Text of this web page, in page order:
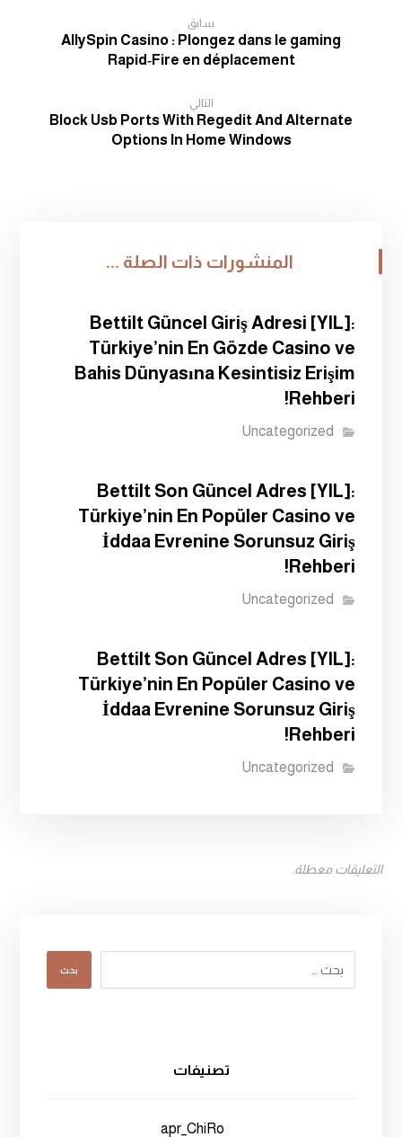
سابق
AllySpin Casino : Plongez dans le gaming
Rapid‑Fire en déplacement
التالي
Block Usb Ports With Regedit And Alternate
Options In Home Windows
المنشورات ذات الصلة ...
Bettilt Güncel Giriş Adresi [YIL]:
Türkiye’nin En Gözde Casino ve
Bahis Dünyasına Kesintisiz Erişim
Rehberi!
Uncategorized
Bettilt Son Güncel Adres [YIL]:
Türkiye’nin En Popüler Casino ve
İddaa Evrenine Sorunsuz Giriş
Rehberi!
Uncategorized
Bettilt Son Güncel Adres [YIL]:
Türkiye’nin En Popüler Casino ve
İddaa Evrenine Sorunsuz Giriş
Rehberi!
Uncategorized
التعليقات معطلة.
بحث
تصنيفات
apr_ChiRo